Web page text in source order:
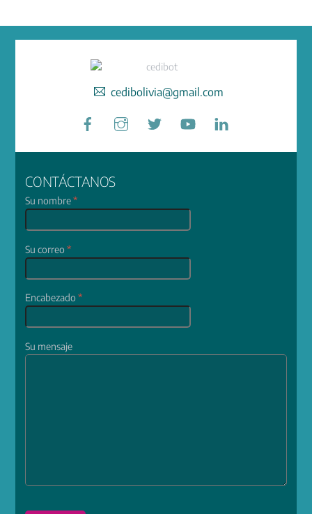
cedibolivia@gmail.com
Facebook YouTube
CONTÁCTANOS
Su nombre*
Su correo*
Encabezado*
Su mensaje